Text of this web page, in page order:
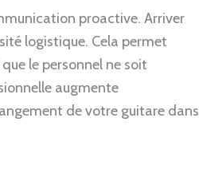
proactive. Arriver
logistique. Cela permet
le personnel ne soit
augmente
de votre guitare dans